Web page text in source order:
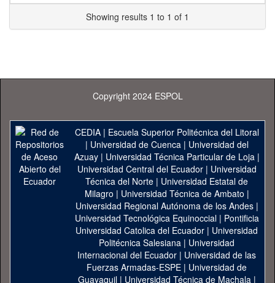
Showing results 1 to 1 of 1
Copyright 2024 ESPOL
CEDIA| Escuela Superior Politécnica del Litoral
| Universidad de Cuenca| Universidad del
Azuay| Universidad Técnica Particular de Loja|
Universidad Central del Ecuador| Universidad
Técnica del Norte | Universidad Estatal de
Milagro | Universidad Técnica de Ambato |
Universidad Regional Autónoma de los Andes|
Universidad Tecnológica Equinoccial| Pontificia
Universidad Catolica del Ecuador | Universidad
Politécnica Salesiana | Universidad
Internacional del Ecuador | Universidad de las
Fuerzas Armadas-ESPE | Universidad de
Guayaquil| Universidad Técnica de Machala|